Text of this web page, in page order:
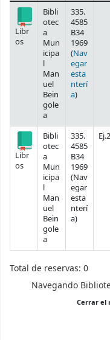
Existencias
Libr
os
Bibli
otec
a
Mun
icipa
l
Man
uel
Bein
gole
a
335.
4585
B34
1969
(Nav
egar
esta
nterí
a(Abre
)
Libr
os
Bibli
otec
a
Mun
icipa
l
Man
uel
Bein
gole
a
335.
4585
B34
1969
(Nav
egar
esta
nterí
a(Abre
)
Ej.2
Total de reservas: 0
Navegando
Cerrar el